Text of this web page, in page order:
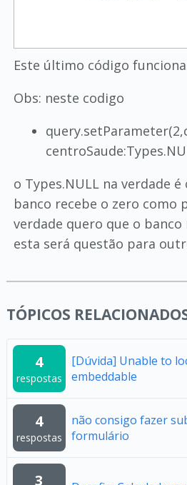
Este último código
Obs: neste codigo
o Types.NULL na verdade é
banco recebe o zero como
verdade quero que o banco
esta será questão para
TÓPICOS
4
respostas
[Dúvida] Unable to
embeddable
4
respostas
não consigo fazer
formulário
3